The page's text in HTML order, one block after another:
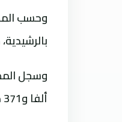
وحسب
بالرشيدية، خلال السنة
ألفا و371 مسافرا.